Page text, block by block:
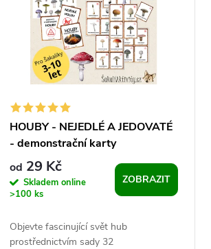
HOUBY - NEJEDLÉ A JEDOVATÉ
- demonstrační karty
od 29 Kč
Skladem online
>100 ks
ZOBRAZIT
Objevte fascinující svět hub
prostřednictvím sady 32